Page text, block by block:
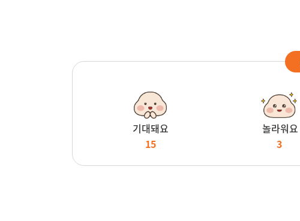
기대돼요
15
놀라워요
3